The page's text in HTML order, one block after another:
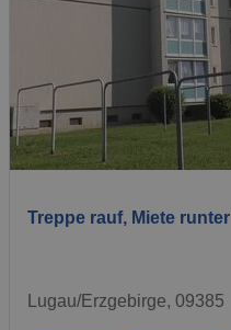
Treppe rauf, Miete runter
Lugau/Erzgebirge, 09385